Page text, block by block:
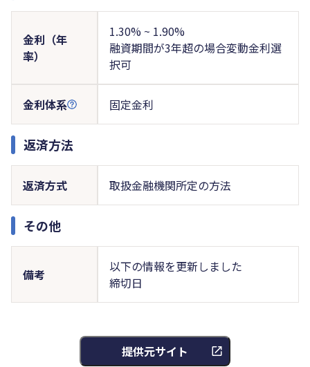
金利（年
率）
1.30% ~ 1.90%
融資期間が3年超の場合変動金利選
択可
金利体系 固定金利
返済方法
返済方式 取扱金融機関所定の方法
その他
備考
以下の情報を更新しました
締切日
提供元サイト